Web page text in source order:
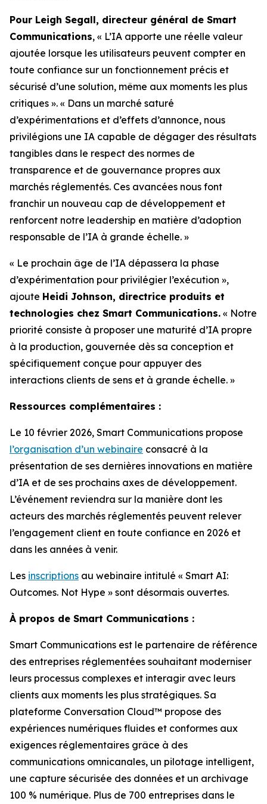
Pour Leigh Segall, directeur général de Smart
Communications, « L’IA apporte une réelle valeur
ajoutée lorsque les utilisateurs peuvent compter en
toute confiance sur un fonctionnement précis et
sécurisé d’une solution, même aux moments les plus
critiques ». « Dans un marché saturé
d’expérimentations et d’effets d’annonce, nous
privilégions une IA capable de dégager des résultats
tangibles dans le respect des normes de
transparence et de gouvernance propres aux
marchés réglementés. Ces avancées nous font
franchir un nouveau cap de développement et
renforcent notre leadership en matière d’adoption
responsable de l’IA à grande échelle. »
« Le prochain âge de l’IA dépassera la phase
d’expérimentation pour privilégier l’exécution »,
ajoute Heidi Johnson, directrice produits et
technologies chez Smart Communications. « Notre
priorité consiste à proposer une maturité d’IA propre
à la production, gouvernée dès sa conception et
spécifiquement conçue pour appuyer des
interactions clients de sens et à grande échelle. »
Ressources complémentaires :
Le 10 février 2026, Smart Communications propose
l’organisation d’un webinaire consacré à la
présentation de ses dernières innovations en matière
d’IA et de ses prochains axes de développement.
L’événement reviendra sur la manière dont les
acteurs des marchés réglementés peuvent relever
l’engagement client en toute confiance en 2026 et
dans les années à venir.
Les inscriptions au webinaire intitulé « Smart AI:
Outcomes. Not Hype » sont désormais ouvertes.
À propos de Smart Communications :
Smart Communications est le partenaire de référence
des entreprises réglementées souhaitant moderniser
leurs processus complexes et interagir avec leurs
clients aux moments les plus stratégiques. Sa
plateforme Conversation Cloud™ propose des
expériences numériques fluides et conformes aux
exigences réglementaires grâce à des
communications omnicanales, un pilotage intelligent,
une capture sécurisée des données et un archivage
100 % numérique. Plus de 700 entreprises dans le